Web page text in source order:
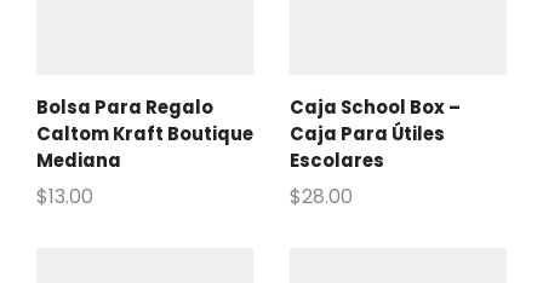
Bolsa Para Regalo
Caltom Kraft Boutique
Mediana
$13.00
Caja School Box –
Caja Para Útiles
Escolares
$28.00